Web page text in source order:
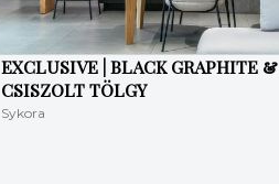
EXCLUSIVE | BLACK GRAPHITE &
CSISZOLT TÖLGY
Sykora